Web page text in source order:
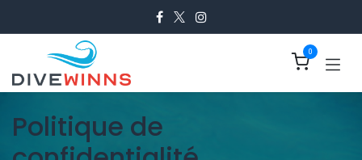
0
Politique de